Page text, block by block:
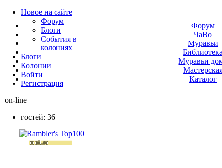
Новое на сайте
Форум
Блоги
События в
колониях
Блоги
Колонии
Войти
Peгиcтpaция
on-line
гостей: 36
Форум
ЧаВо
Муравьи
Муравьи
Мастерская
Каталог